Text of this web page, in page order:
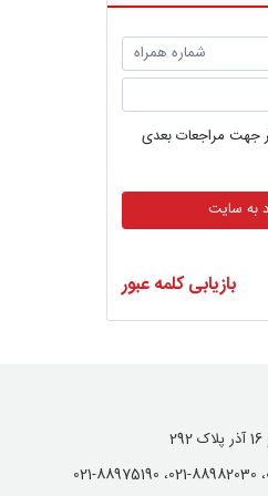
جهت مراجعات بعدی
به سایت
بازیابی کلمه عبور